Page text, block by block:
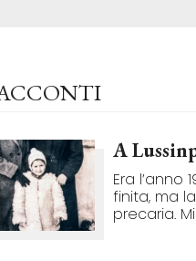
A
Era l’anno
finita, ma
precaria.